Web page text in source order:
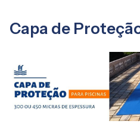
Capa de